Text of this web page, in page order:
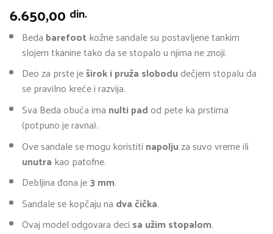
6.650,00 din.
Beda barefootkožne sandale su postavljene tankim
slojem tkanine tako da se stopalo u njima ne znoji.
Deo za prste ješirok i pruža slobodu dečjem stopalu da
se pravilno kreće i razvija.
Sva Beda obuća ima nulti pad od pete ka prstima
(potpuno je ravna).
Ove sandale se mogu koristiti napoljuza suvo vreme ili
unutra kao patofne.
Debljina đona je3 mm.
Sandale se kopčaju na dvačička.
Ovaj model odgovara deci sa užim stopalom.